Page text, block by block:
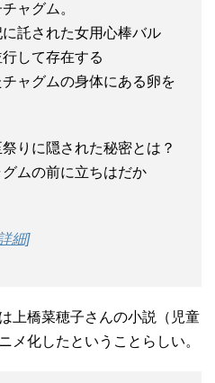
ャグム。
託された女用心棒バル
して存在する
チャグムの身体にある卵を
りに隠された秘密とは？
ムの前に立ちはだか
細]
上橋菜穂子さんの小説（児童
メ化したということらしい。